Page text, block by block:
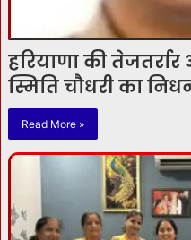
हरियाणा की
स्मिति चौधरी का
Read More »